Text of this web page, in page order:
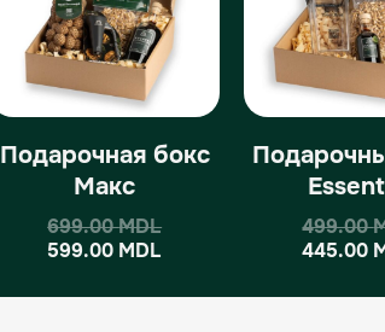
Подарочная бокс
Макс
699.00MDL
599.00 MDL
499.00
445.00